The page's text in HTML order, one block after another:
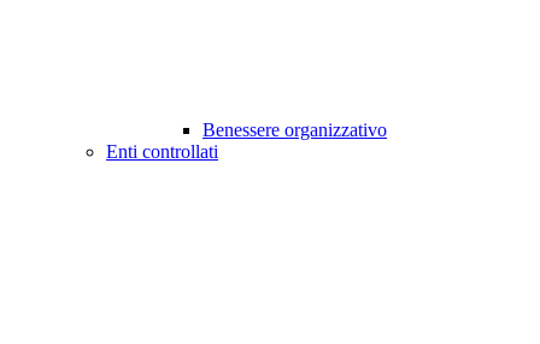
Benessere organizzativo
Enti controllati